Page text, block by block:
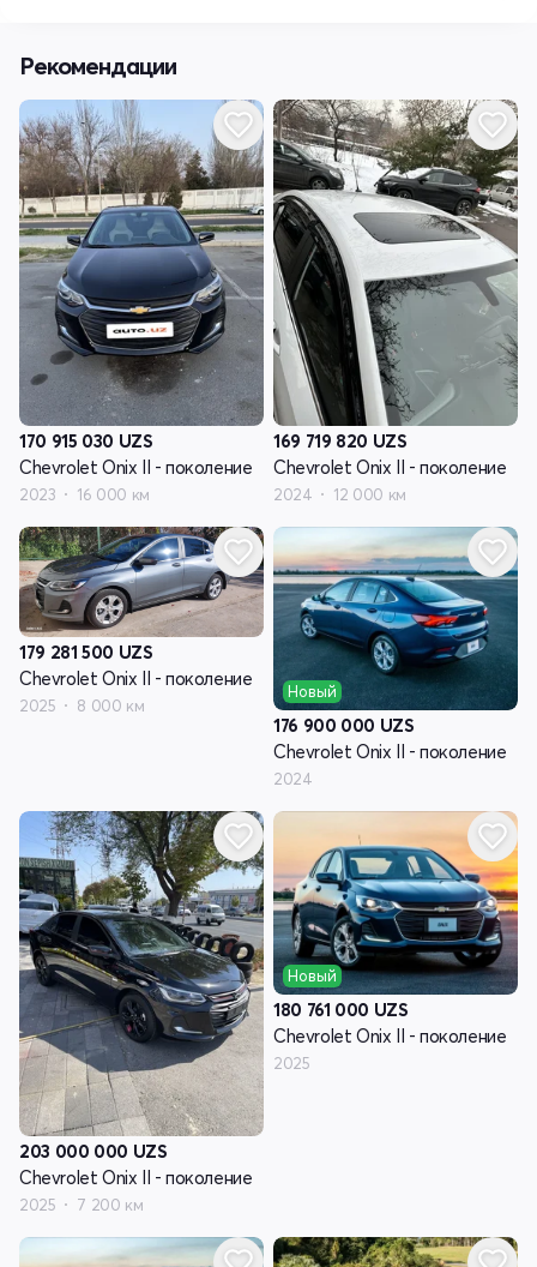
Рекомендации
170 915 030 UZS
Chevrolet Onix II - поколение
2023 16 000 км
169 719 820 UZS
Chevrolet Onix II - поколение
2024 12 000 км
179 281 500 UZS
Chevrolet Onix II - поколение
2025 8 000 км
Новый
176 900 000 UZS
Chevrolet Onix II - поколение
2024
203 000 000 UZS
Chevrolet Onix II - поколение
2025 7 200 км
Новый
180 761 000 UZS
Chevrolet Onix II - поколение
2025